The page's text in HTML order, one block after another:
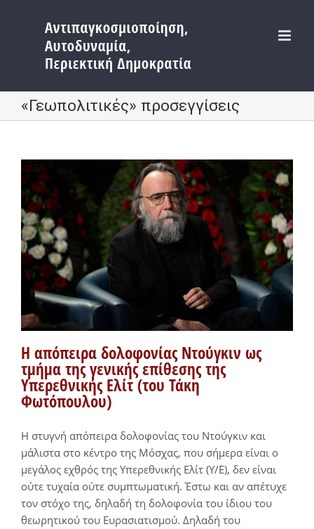
περιεχόμενο
«Γεωπολιτικές» προσεγγίσεις
H απόπειρα δολοφονίας Ντούγκιν ως
τμήμα της γενικής επίθεσης της
Υπερεθνικής Ελίτ (του Τάκη
Φωτόπουλου)
Η στυγνή απόπειρα δολοφονίας του Ντούγκιν και
μάλιστα στο κέντρο της Μόσχας, που σήμερα είναι ο
μεγάλος εχθρός της Υπερεθνικής Ελίτ (Υ/Ε), δεν είναι
ούτε τυχαία ούτε συμπτωματική. Έστω και αν απέτυχε
τον στόχο της, δηλαδή τη δολοφονία του ίδιου του
θεωρητικού του Ευρασιατισμού. Δηλαδή του